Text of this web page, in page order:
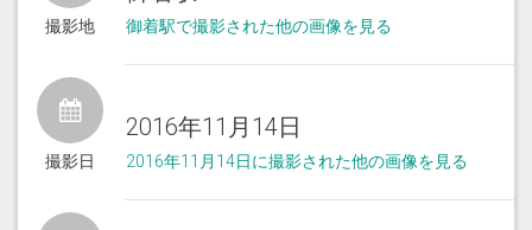
撮影地 御着駅で撮影された他の画像を見る
撮影日
2016年11月14日
2016年11月14日に撮影された他の画像を見る